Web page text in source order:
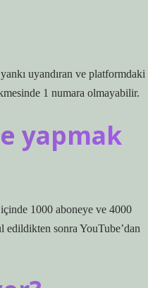
uyandıran ve platformdaki
1 numara olmayabilir.
yapmak
1000 aboneye ve 4000
edildikten sonra YouTube’dan